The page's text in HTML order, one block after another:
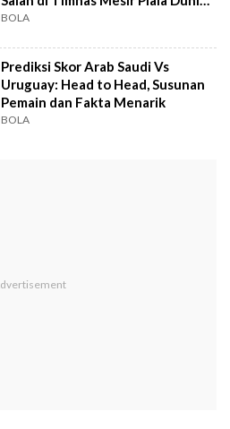
2026
BOLA
Prediksi Skor Arab Saudi Vs
Uruguay: Head to Head, Susunan
Pemain dan Fakta Menarik
BOLA